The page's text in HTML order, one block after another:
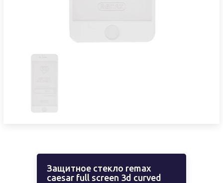
Защитное стекло remax
caesar full screen 3d curved